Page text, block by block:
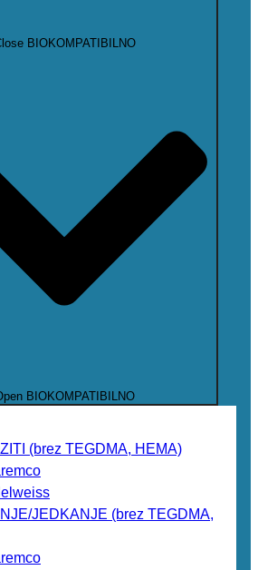
BIOKOMPATIBILNO
BIOKOMPATIBILNO
(brez TEGDMA, HEMA)
JEDKANJE (brez TEGDMA,